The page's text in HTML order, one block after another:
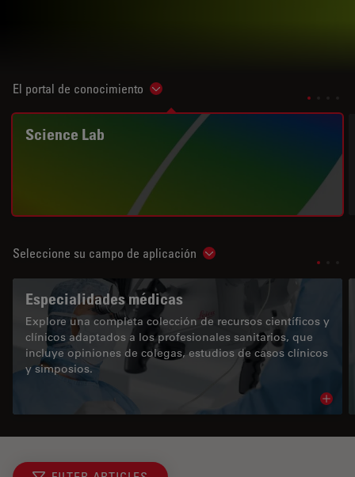
El portal de conocimiento Show subnavigation
Science Lab
Seleccione su campo de aplicación Show subnavigation
Especialidades médicas
Explore una completa colección de recursos científicos y
clínicos adaptados a los profesionales sanitarios, que
incluye opiniones de colegas, estudios de casos clínicos
y simposios.